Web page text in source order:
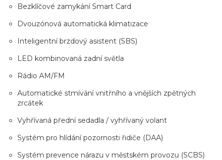
Bezklíčové zamykání Smart Card
Dvouzónová automatická klimatizace
Inteligentní brzdový asistent (SBS)
LED kombinovaná zadní světla
Rádio AM/FM
Automatické stmívání vnitřního a vnějších zpětných
zrcátek
Vyhřívaná přední sedadla / vyhřívaný volant
Systém pro hlídání pozornosti řidiče (DAA)
Systém prevence nárazu v městském provozu (SCBS)